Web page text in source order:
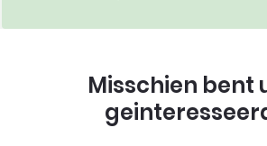
Misschien bent